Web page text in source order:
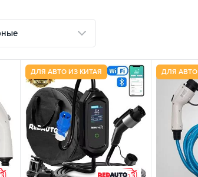
ДЛЯ АВТО ИЗ КИТАЯ ДЛЯ АВТО